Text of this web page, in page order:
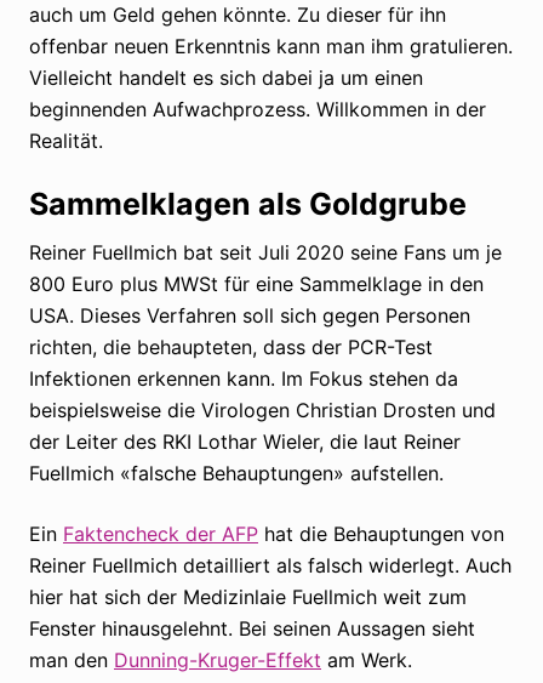
auch um Geld gehen könnte. Zu dieser für ihn
offenbar neuen Erkenntnis kann man ihm gratulieren.
Vielleicht handelt es sich dabei ja um einen
beginnenden Aufwachprozess. Willkommen in der
Realität.
Sammelklagen als Goldgrube
Reiner Fuellmich bat seit Juli 2020 seine Fans um je
800 Euro plus MWSt für eine Sammelklage in den
USA. Dieses Verfahren soll sich gegen Personen
richten, die behaupteten, dass der PCR-Test
Infektionen erkennen kann. Im Fokus stehen da
beispielsweise die Virologen Christian Drosten und
der Leiter des RKI Lothar Wieler, die laut Reiner
Fuellmich «falsche Behauptungen» aufstellen.
Ein Faktencheck der AFP hat die Behauptungen von
Reiner Fuellmich detailliert als falsch widerlegt. Auch
hier hat sich der Medizinlaie Fuellmich weit zum
Fenster hinausgelehnt. Bei seinen Aussagen sieht
man den Dunning-Kruger-Effekt am Werk.